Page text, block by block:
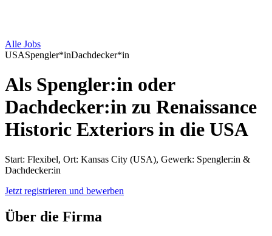
Alle Jobs
USASpengler*inDachdecker*in
Als Spengler:in oder
Dachdecker:in zu Renaissance
Historic Exteriors in die USA
Start: Flexibel, Ort: Kansas City (USA), Gewerk: Spengler:in &
Dachdecker:in
Jetzt registrieren und bewerben
Über die Firma